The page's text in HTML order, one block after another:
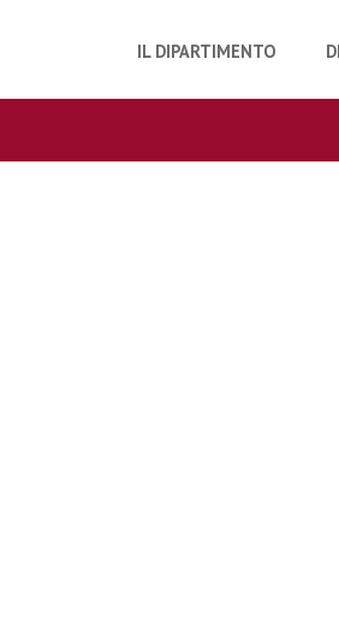
IL DIPARTIMENTO